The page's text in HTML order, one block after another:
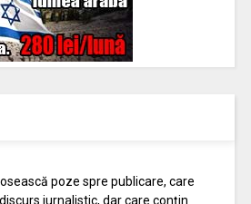
poze spre publicare, care
jurnalistic, dar care conțin